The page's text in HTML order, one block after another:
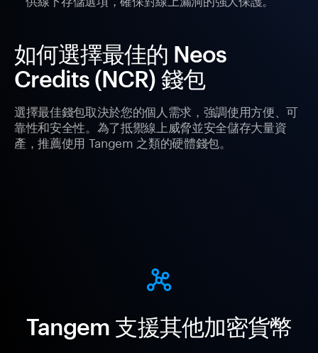
如何選擇最佳的 Neos
Credits (NCR) 錢包
選擇最佳錢包取決於您的個人需求，強調使用方便、可
靠性和安全性。為了抵禦線上威脅並安全儲存大量資
產，推薦使用 Tangem 之類的硬體錢包。
Tangem 支援其他加密貨幣